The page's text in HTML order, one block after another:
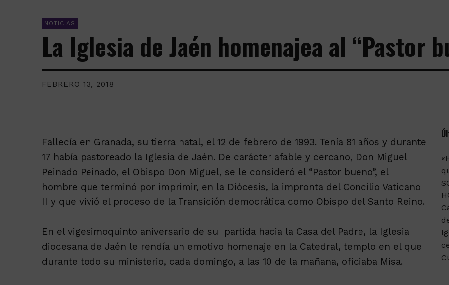
NOTICIAS
La Iglesia de Jaén homenajea al “Pastor
FEBRERO 13, 2018
Fallecía en Granada, su tierra natal, el 12 de febrero de 1993. Tenía 81 años y durante
17 había pastoreado la Iglesia de Jaén. De carácter afable y cercano, Don Miguel
Peinado Peinado, el Obispo Don Miguel, se le consideró el “Pastor bueno”, el
hombre que terminó por imprimir, en la Diócesis, la impronta del Concilio Vaticano
II y que vivió el proceso de la Transición democrática como Obispo del Santo Reino.
En el vigesimoquinto aniversario de su partida hacia la Casa del Padre, la Iglesia
diocesana de Jaén le rendía un emotivo homenaje en la Catedral, templo en el que
durante todo su ministerio, cada domingo, a las 10 de la mañana, oficiaba Misa.